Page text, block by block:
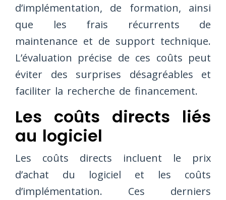
d’implémentation, de formation, ainsi
que les frais récurrents de
maintenance et de support technique.
L’évaluation précise de ces coûts peut
éviter des surprises désagréables et
faciliter la recherche de financement.
Les coûts directs liés
au logiciel
Les coûts directs incluent le prix
d’achat du logiciel et les coûts
d’implémentation. Ces derniers